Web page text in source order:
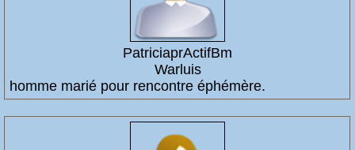
PatriciaprActifBm
Warluis
homme marié pour rencontre éphémère.